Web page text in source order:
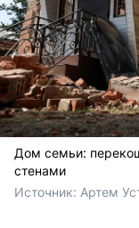
Дом семьи:
стенами
Источник: Артем